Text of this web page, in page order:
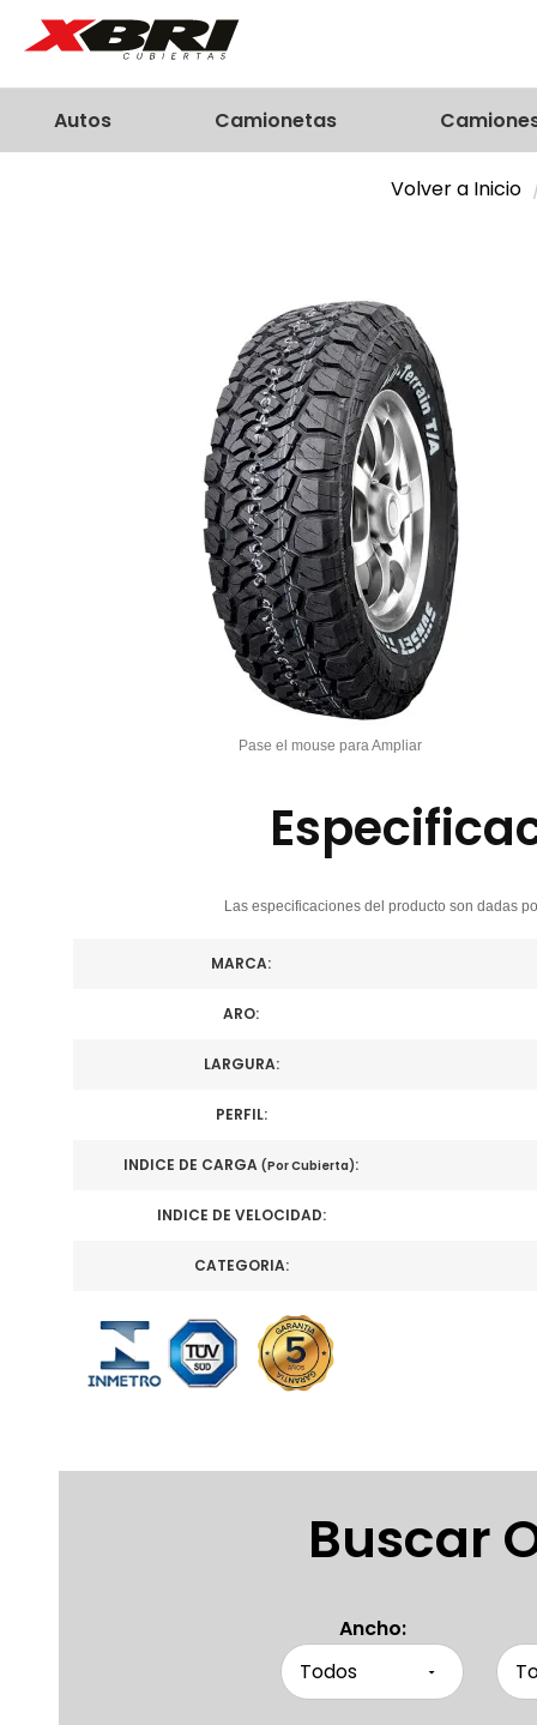
Autos Camionetas
Volver a Inicio
Pase el mouse para Ampliar
Las especificaciones del producto son dadas
MARCA:
ARO:
LARGURA:
PERFIL:
INDICE DE CARGA (Por Cubierta):
INDICE DE VELOCIDAD:
CATEGORIA:
Buscar
Ancho: